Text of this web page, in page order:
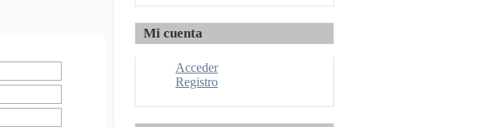
Mi cuenta
Acceder
Registro